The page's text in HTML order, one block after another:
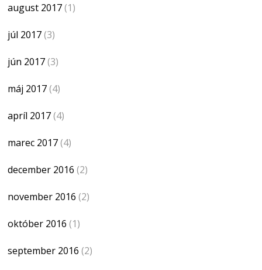
august 2017(1)
júl 2017(3)
jún 2017(3)
máj 2017(4)
apríl 2017(4)
marec 2017(4)
december 2016 (2)
november 2016 (2)
október 2016 (1)
september 2016 (2)